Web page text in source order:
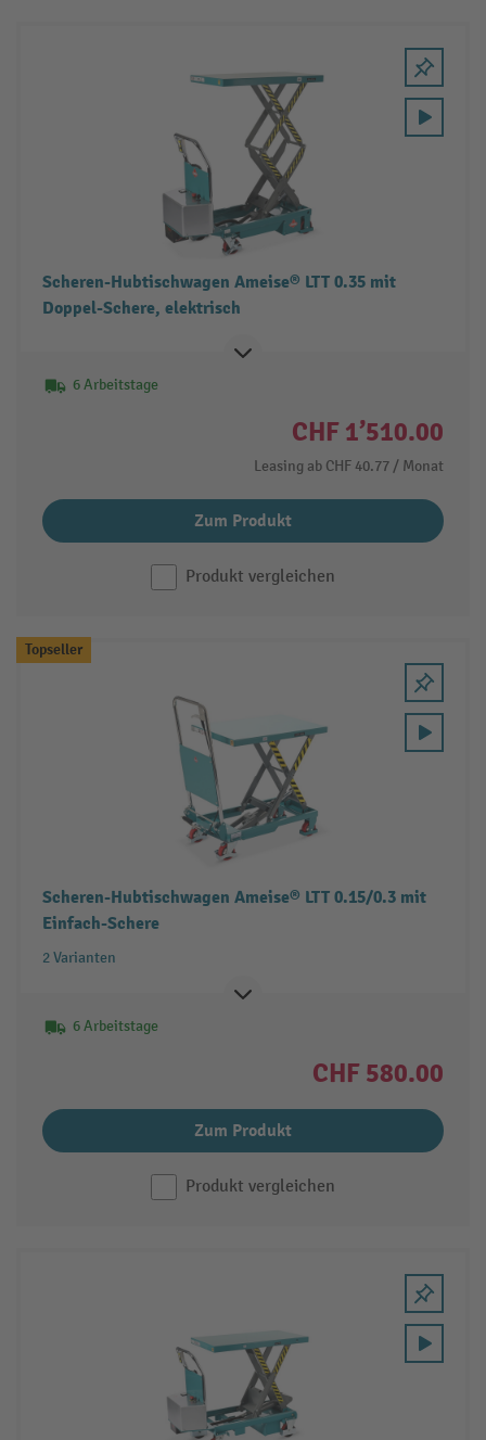
Scheren-Hubtischwagen Ameise® LTT 0.35 mit
Doppel-Schere, elektrisch
6 Arbeitstage
CHF 1’510.00
Leasing ab CHF 40.77 / Monat
Zum Produkt
Produkt vergleichen
Topseller
Scheren-Hubtischwagen Ameise® LTT 0.15/0.3 mit
Einfach-Schere
2 Varianten
6 Arbeitstage
CHF 580.00
Zum Produkt
Produkt vergleichen